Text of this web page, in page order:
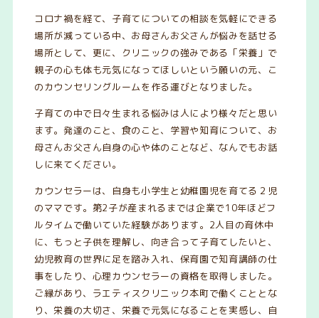
コロナ禍を経て、子育てについての相談を気軽にできる
場所が減っている中、お母さんお父さんが悩みを話せる
場所として、更に、クリニックの強みである「栄養」で
親子の心も体も元気になってほしいという願いの元、こ
のカウンセリングルームを作る運びとなりました。
子育ての中で日々生まれる悩みは人により様々だと思い
ます。発達のこと、食のこと、学習や知育について、お
母さんお父さん自身の心や体のことなど、なんでもお話
しに来てください。
カウンセラーは、自身も小学生と幼稚園児を育てる２児
のママです。第2子が産まれるまでは企業で10年ほどフ
ルタイムで働いていた経験があります。2人目の育休中
に、もっと子供を理解し、向き合って子育てしたいと、
幼児教育の世界に足を踏み入れ、保育園で知育講師の仕
事をしたり、心理カウンセラーの資格を取得しました。
ご縁があり、ラエティスクリニック本町で働くこととな
り、栄養の大切さ、栄養で元気になることを実感し、自